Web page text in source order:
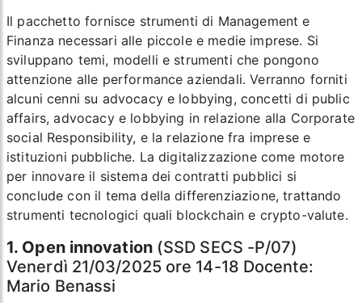
Il pacchetto fornisce strumenti di Management e
Finanza necessari alle piccole e medie imprese. Si
sviluppano temi, modelli e strumenti che pongono
attenzione alle performance aziendali. Verranno forniti
alcuni cenni su advocacy e lobbying, concetti di public
affairs, advocacy e lobbying in relazione alla Corporate
social Responsibility, e la relazione fra imprese e
istituzioni pubbliche. La digitalizzazione come motore
per innovare il sistema dei contratti pubblici si
conclude con il tema della differenziazione, trattando
strumenti tecnologici quali blockchain e crypto-valute.
1. Open innovation(SSD SECS -P/07)
Venerdì 21/03/2025 ore 14-18 Docente:
Mario Benassi